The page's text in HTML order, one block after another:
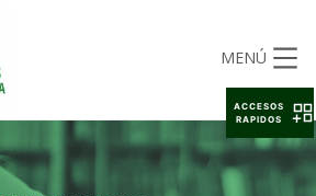
MENÚ
ACCESOS
RAPIDOS